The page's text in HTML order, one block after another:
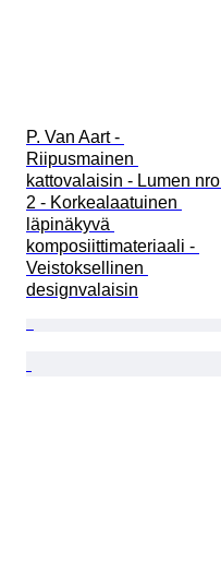
P. Van Aart -
Riipusmainen
kattovalaisin - Lumen nro
2 - Korkealaatuinen
läpinäkyvä
komposiittimateriaali -
Veistoksellinen
designvalaisin